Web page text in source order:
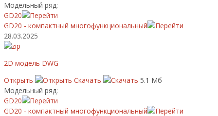
Модельный ряд:
GD20
GD20 - компактный многофункциональный
28.03.2025
2D модель DWG
Открыть
Скачать
5.1 Мб
Модельный ряд:
GD20
GD20 - компактный многофункциональный